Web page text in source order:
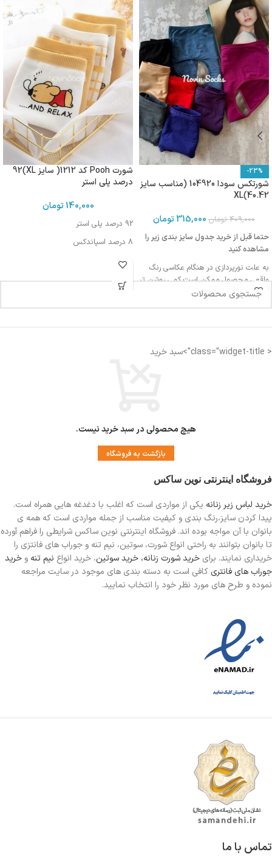
-23%
شورتکس سودا 104920 (مناسب سایز
40.42)XL
409,000 تومان 315,000تومان
حتما قبل از خرید جدول سایز بندی زیر را
مشاهده کنید
به علت نورپردازی در هنگام عکاسی رنگ
واقعی محصول ممکن است کمی روشن تر
یا تیره تر باشد
اندازه فاق : 27-28 سانتی متر
شورت Pooh کد 1212( سایز XL)92
درصد پلی استر
140,000تومان
92 درصد پلی استر
8 درصد اسپاندکس
< class="widget-title">سبد خرید
هیچ محصولی در سبد خرید نیست.
بازگشت به فروشگاه
فروشگاه اینترنتی نوین ساکس
خرید لباس زیر زنانه یکی از مواردی است که اغلب با دغدغه هایی همراه است.
پیدا کردن سایز،رنگ بندی و کیفیت مناسب از جمله مواردی است که همه ی
بانوان با آن مواجه بوده اند. فروشگاه اینترنتی نوین ساکس شرایطی را فراهم آورده
تا بانوان بتوانند به راحتی انواع شورت، سوتین، نیم تنه و جوراب های فانتزی را
خریداری نمایند. برای خرید شورت زنانه، خرید سوتین، خرید انواع نیم تنه و خرید
جوراب های فانتری کافی است به دسته بندی های موجود در سایت مراجعه
نموده و طرح های مورد نظر خود را انتخاب نمایید.
تماس با ما